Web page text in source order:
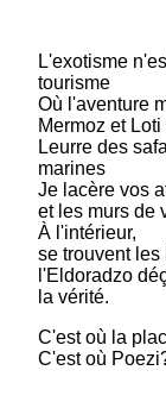
L'exotisme
tourisme
Où l'aventure
Mermoz et
Leurre des
marines
Je lacère vos
et les murs de
À l'intérieur,
se trouvent
l'Eldoradzo
la vérité.
C'est où la
C'est où